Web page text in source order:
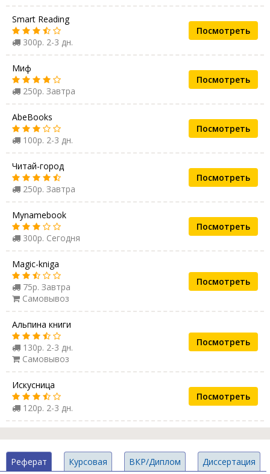
Smart Reading
300р. 2-3 дн.
Посмотреть
Миф
250р. Завтра
Посмотреть
AbeBooks
100р. 2-3 дн.
Посмотреть
Читай-город
250р. Завтра
Посмотреть
Mynamebook
300р. Сегодня
Посмотреть
Magic-kniga
75р. Завтра
Самовывоз
Посмотреть
Альпина книги
130р. 2-3 дн.
Самовывоз
Посмотреть
Искусница
120р. 2-3 дн.
Посмотреть
Реферат Курсовая ВКР/Диплом Диссертация